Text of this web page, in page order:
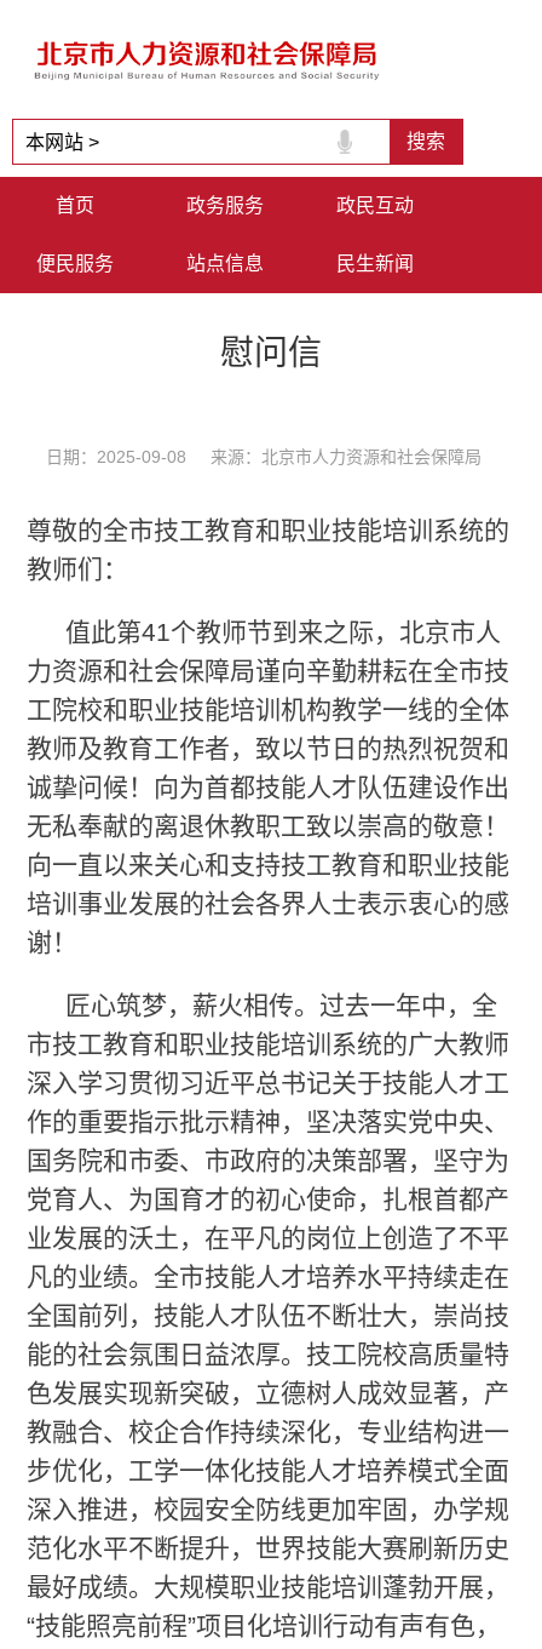
首页 政务服务 政民互动
便民服务 站点信息 民生新闻
慰问信
日期：2025-09-08 来源：北京市人力资源和社会保障局
尊敬的全市技工教育和职业技能培训系统的
教师们：
值此第41个教师节到来之际，北京市人
力资源和社会保障局谨向辛勤耕耘在全市技
工院校和职业技能培训机构教学一线的全体
教师及教育工作者，致以节日的热烈祝贺和
诚挚问候！向为首都技能人才队伍建设作出
无私奉献的离退休教职工致以崇高的敬意！
向一直以来关心和支持技工教育和职业技能
培训事业发展的社会各界人士表示衷心的感
谢！
匠心筑梦，薪火相传。过去一年中，全
市技工教育和职业技能培训系统的广大教师
深入学习贯彻习近平总书记关于技能人才工
作的重要指示批示精神，坚决落实党中央、
国务院和市委、市政府的决策部署，坚守为
党育人、为国育才的初心使命，扎根首都产
业发展的沃土，在平凡的岗位上创造了不平
凡的业绩。全市技能人才培养水平持续走在
全国前列，技能人才队伍不断壮大，崇尚技
能的社会氛围日益浓厚。技工院校高质量特
色发展实现新突破，立德树人成效显著，产
教融合、校企合作持续深化，专业结构进一
步优化，工学一体化技能人才培养模式全面
深入推进，校园安全防线更加牢固，办学规
范化水平不断提升，世界技能大赛刷新历史
最好成绩。大规模职业技能培训蓬勃开展，
“技能照亮前程”项目化培训行动有声有色，